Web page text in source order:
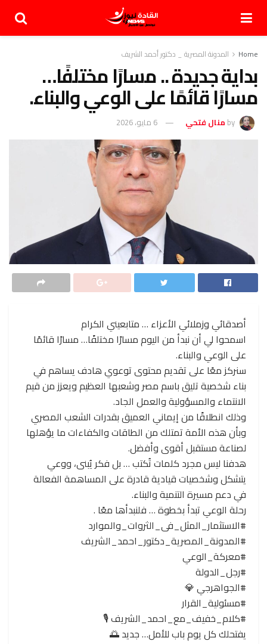
Home المدونة المصرية _ دكتور أحمد الشريف
بداية جديدة .. مسارًا مختلفًا…
مسارًا قائمًا على الوعي والبناء.
by منال فتحي 6 مايو، 2026
أصدقائي وزملائي الأعزاء … متابعيني الكرام
اسمحوا لي أن نبدأ من اليوم مسارًا مختلفًا… مسارًا قائمًا
على الوعي والبناء.
سنركز معًا على تقديم محتوى توعوي هادف يساهم في
بناء شخصية تليق باسم مصر وشعبها العظيم ويعزز من قيم
الانتماء والمسؤولية والعمل الجاد.
وذلك انطلاقًا من إيماني العميق بقدرات الشعب المصري
وبأن هذه الأمة تمتلك من الطاقات والكفاءات ما يؤهلها
لصناعة مستقبل أقوى وأفضل.
هدفنا ليس مجرد كلمات تُكتب … بل فكر يُبنى، ووعي
يتشكل وشخصيات قيادية قادرة على المساهمة الفعالة
في دعم مسيرة التنمية والبناء.
رحلة الوعي تبدأ بخطوة … فلنبدأها معًا .
#الاستثمار_المثل_فى_الثروات_والموارد
#المدونة_المصرية_دكتور_احمد_الشريف
#معركة_الوعي
#رجل_الدولة
#الجواهرجي 💎
#مسئولية_القرار
#كلام_خفيف_مع_احمد_الشريف 🎙️
يفتحلك كل يوم باب للأمل… جديد 🌅